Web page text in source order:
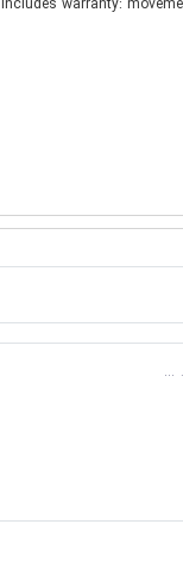
Includes warranty: